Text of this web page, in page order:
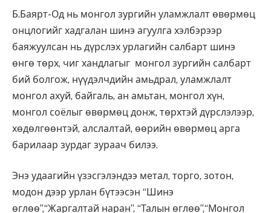
Б.Баярт-Од нь монгол зургийн уламжлалт өвөрмөц
онцлогийг хадгалан шинэ агуулга хэлбэрээр
баяжуулсан нь дүрслэх урлагийн салбарт шинэ
өнгө төрх, чиг хандлагыг монгол зургийн салбарт
бий болгож, нүүдэлчдийн амьдрал, уламжлалт
монгол ахуй, байгаль, ан амьтан, монгол хүн,
монгол соёлыг өвөрмөц донж, төрхтэй дүрслэлээр,
хөдөлгөөнтэй, алслалтай, өөрийн өвөрмөц арга
барилаар зурдаг зураач билээ.
Энэ удаагийн үзэсгэлэндээ метал, торго, зотон,
модон дээр урлан бүтээсэн “Шинэ
өглөө”,“Жаргалтай наран”, “Талын өглөө”,“Монгол